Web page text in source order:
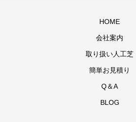
HOME
会社案内
取り扱い人工芝
簡単お見積り
Q＆A
BLOG